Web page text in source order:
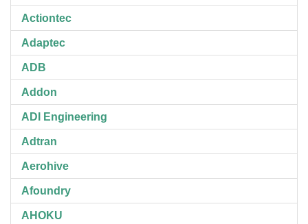
Actiontec
Adaptec
ADB
Addon
ADI Engineering
Adtran
Aerohive
Afoundry
AHOKU